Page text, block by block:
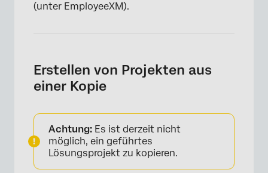
(unter EmployeeXM).
Erstellen von Projekten aus
einer Kopie
Achtung: Es ist derzeit nicht
möglich, ein geführtes
Lösungsprojekt zu kopieren.